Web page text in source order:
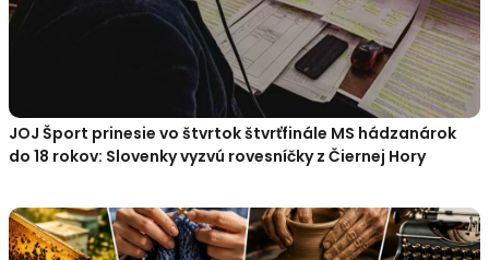
JOJ Šport prinesie vo štvrtok štvrťfinále MS hádzanárok
do 18 rokov: Slovenky vyzvú rovesníčky z Čiernej Hory